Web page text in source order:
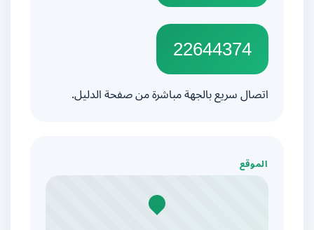
22644374
اتصال سريع بالجهة مباشرة من صفحة الدليل.
الموقع